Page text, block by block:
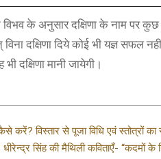
के अनुसार दक्षिणा के नाम पर कुछ
विना दक्षिणा दिये कोई भी यज्ञ
दक्षिणा मानी जायेगी।
करें? विस्तार से पूजा विधि एवं स्तोत्रों
सिंह की मैथिली कविताएँ- “कदमों के